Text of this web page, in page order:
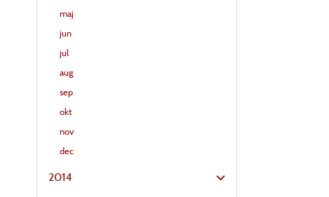
maj
jun
jul
aug
sep
okt
nov
dec
2014